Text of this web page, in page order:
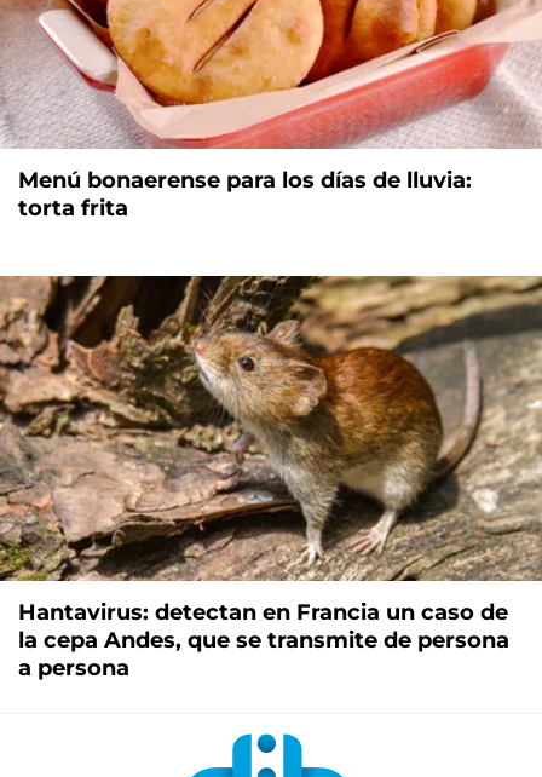
Menú bonaerense para los días de lluvia:
torta frita
Hantavirus: detectan en Francia un caso de
la cepa Andes, que se transmite de persona
a persona